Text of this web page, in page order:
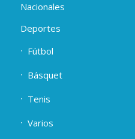
Nacionales
Deportes
Fútbol
Básquet
Tenis
Varios